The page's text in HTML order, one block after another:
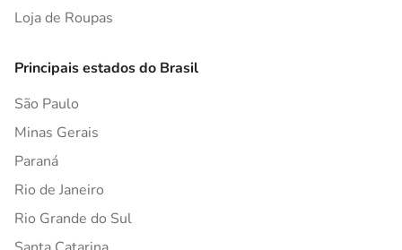
Loja de Roupas
Principais estados do Brasil
São Paulo
Minas Gerais
Paraná
Rio de Janeiro
Rio Grande do Sul